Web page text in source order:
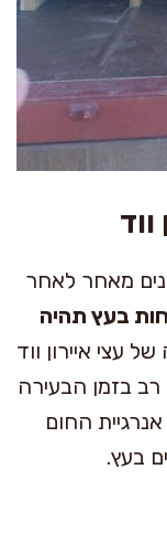
מאחר לאחר
בעץ תהיה
עצי איירון ווד
רב בזמן הבעירה
החום
בעץ.